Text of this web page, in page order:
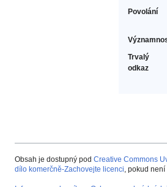
Povolání
Trvalý
odkaz
Obsah je dostupný pod Creative Commons
dílo komerčně-Zachovejte licenci, pokud